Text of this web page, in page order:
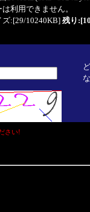
利用できません。
:[29/10240KB] 残り
さい!